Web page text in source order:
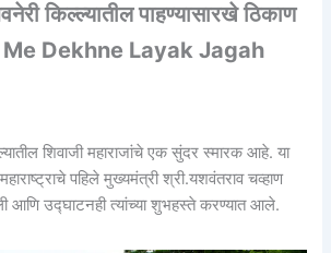
किल्ल्यातील पाहण्यासारखे ठिकाण
Dekhne Layak Jagah
शिवाजी महाराजांचे एक सुंदर स्मारक आहे. या
पहिले मुख्यमंत्री श्री.यशवंतराव चव्हाण
आणि उद्घाटनही त्यांच्या शुभहस्ते करण्यात आले.